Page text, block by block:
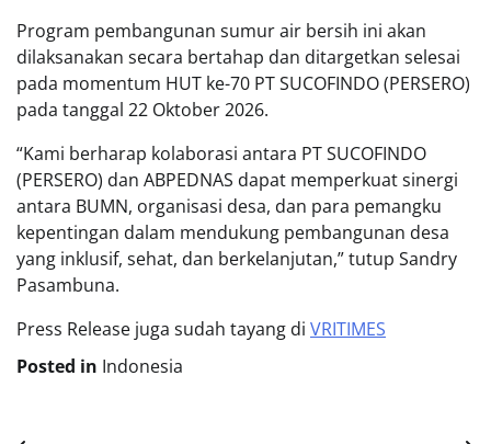
Program pembangunan sumur air bersih ini akan
dilaksanakan secara bertahap dan ditargetkan selesai
pada momentum HUT ke-70 PT SUCOFINDO (PERSERO)
pada tanggal 22 Oktober 2026.
“Kami berharap kolaborasi antara PT SUCOFINDO
(PERSERO) dan ABPEDNAS dapat memperkuat sinergi
antara BUMN, organisasi desa, dan para pemangku
kepentingan dalam mendukung pembangunan desa
yang inklusif, sehat, dan berkelanjutan,” tutup Sandry
Pasambuna.
Press Release juga sudah tayang di VRITIMES
Posted in Indonesia